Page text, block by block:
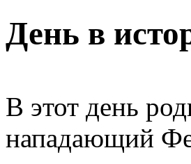
День в
В этот день
нападающий